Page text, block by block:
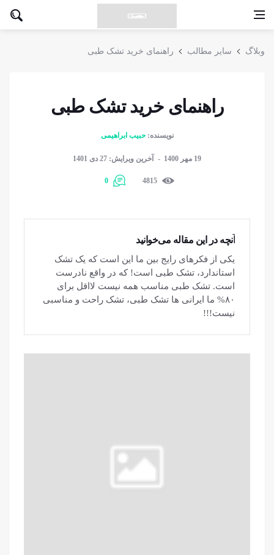
وبلاگ سایر مطالب راهنمای خرید تشک طبی
راهنمای خرید تشک طبی
نویسنده: حبیب ابراهیمی
19 مهر 1400 آخرین ویرایش: 27 دی 1401
4815
0
آنچه در این مقاله می‌خوانید
یکی از فکرهای رایج بین ما این است که یک تشک
استاندارد، تشک طبی است! که در واقع نادرست
است. تشک طبی مناسب همه نیست لااقل برای
۸۰% ما ایرانی ها تشک طبی، تشک راحت و مناسبی
نیست!!!